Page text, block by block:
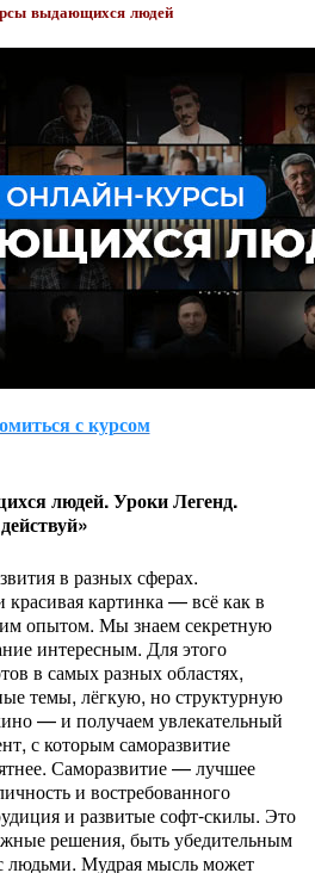
выдающихся людей
с курсом
людей. Уроки Легенд.
в разных сферах.
картинка — всё как в
опытом. Мы знаем секретную
интересным. Для этого
в самых разных областях,
темы, лёгкую, но структурную
— и получаем увлекательный
с которым саморазвитие
Саморазвитие — лучшее
и востребованного
и развитые софт-скилы. Это
решения, быть убедительным
людьми. Мудрая мысль может